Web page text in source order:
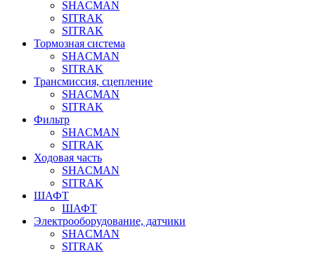
SHACMAN
SITRAK
SITRAK
Тормозная система
SHACMAN
SITRAK
Трансмиссия, сцепление
SHACMAN
SITRAK
Фильтр
SHACMAN
SITRAK
Ходовая часть
SHACMAN
SITRAK
ШАФТ
ШАФТ
Электрооборудование, датчики
SHACMAN
SITRAK